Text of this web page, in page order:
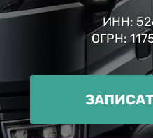
ИНН:
ОГРН: